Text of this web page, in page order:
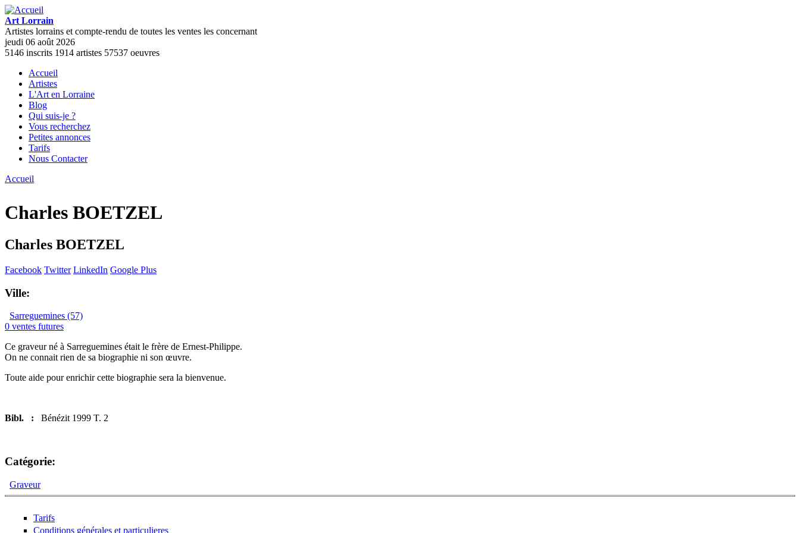
Aller au contenu principal
Art Lorrain
Artistes lorrains et compte-rendu de toutes les ventes les concernant
jeudi 06 août 2026
5146 inscrits 1914 artistes 57537 oeuvres
Menu principal
Accueil
Artistes
L'Art en Lorraine
Blog
Qui suis-je ?
Vous recherchez
Petites annonces
Tarifs
Nous Contacter
Accueil
Charles BOETZEL
Charles BOETZEL
Facebook Twitter LinkedIn Google Plus
Ville:
Sarreguemines (57)
0 ventes futures
Ce graveur né à Sarreguemines était le frère de Ernest-Philippe.
On ne connait rien de sa biographie ni son œuvre.
Toute aide pour enrichir cette biographie sera la bienvenue.
Bibl. : Bénézit 1999 T. 2
Catégorie:
Graveur
Tarifs
Conditions générales et particulieres